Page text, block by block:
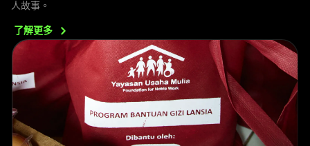
人故事。
了解更多